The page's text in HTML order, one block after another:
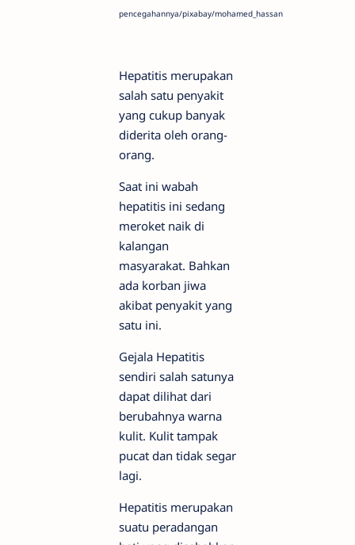
pencegahannya/pixabay/mohamed_hassan
Hepatitis merupakan
salah satu penyakit
yang cukup banyak
diderita oleh orang-
orang.
Saat ini wabah
hepatitis ini sedang
meroket naik di
kalangan
masyarakat. Bahkan
ada korban jiwa
akibat penyakit yang
satu ini.
Gejala Hepatitis
sendiri salah satunya
dapat dilihat dari
berubahnya warna
kulit. Kulit tampak
pucat dan tidak segar
lagi.
Hepatitis merupakan
suatu peradangan